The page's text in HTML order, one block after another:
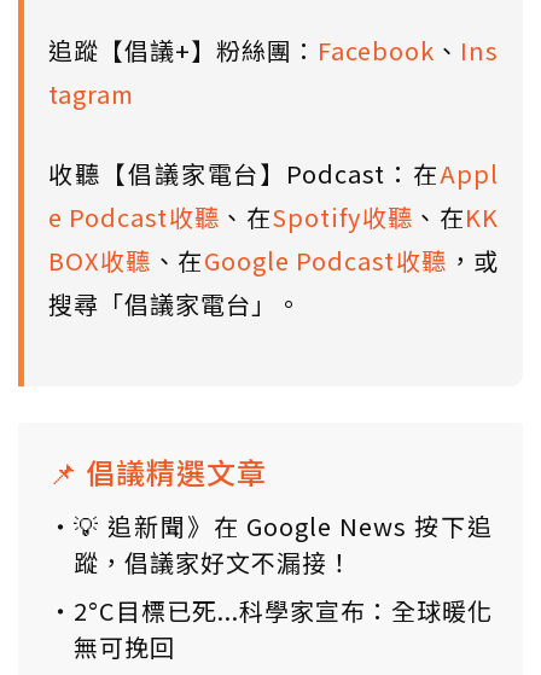
追蹤【倡議+】粉絲團： Facebook 、 Ins
tagram
收聽【倡議家電台】Podcast：在Appl
e Podcast收聽 、在Spotify收聽 、在KK
BOX收聽 、在Google Podcast收聽 ，或
搜尋「倡議家電台」。
📌 倡議精選文章
💡 追新聞》在 Google News 按下追
蹤，倡議家好文不漏接！
2°C目標已死...科學家宣布：全球暖化
無可挽回